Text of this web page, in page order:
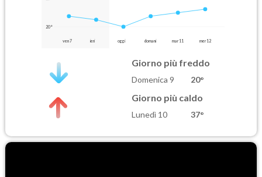
20°
ven 7 ieri oggi domani mar 11 mer 12
Giorno più freddo
Domenica 9 20°
Giorno più caldo
Lunedì 10 37°